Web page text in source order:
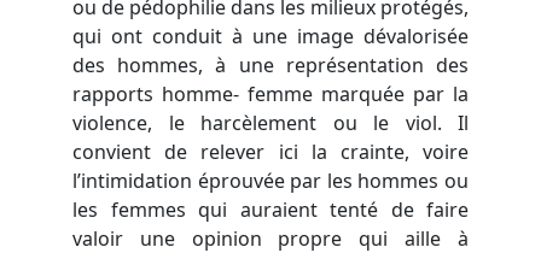
ou de pédophilie dans les milieux protégés,
qui ont conduit à une image dévalorisée
des hommes, à une représentation des
rapports homme- femme marquée par la
violence, le harcèlement ou le viol. Il
convient de relever ici la crainte, voire
l’intimidation éprouvée par les hommes ou
les femmes qui auraient tenté de faire
valoir une opinion propre qui aille à